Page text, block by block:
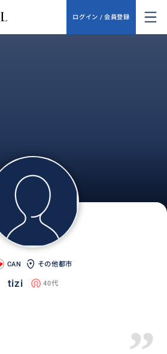
ログイン / 会員登録
CAN その他都市
tizi 40代